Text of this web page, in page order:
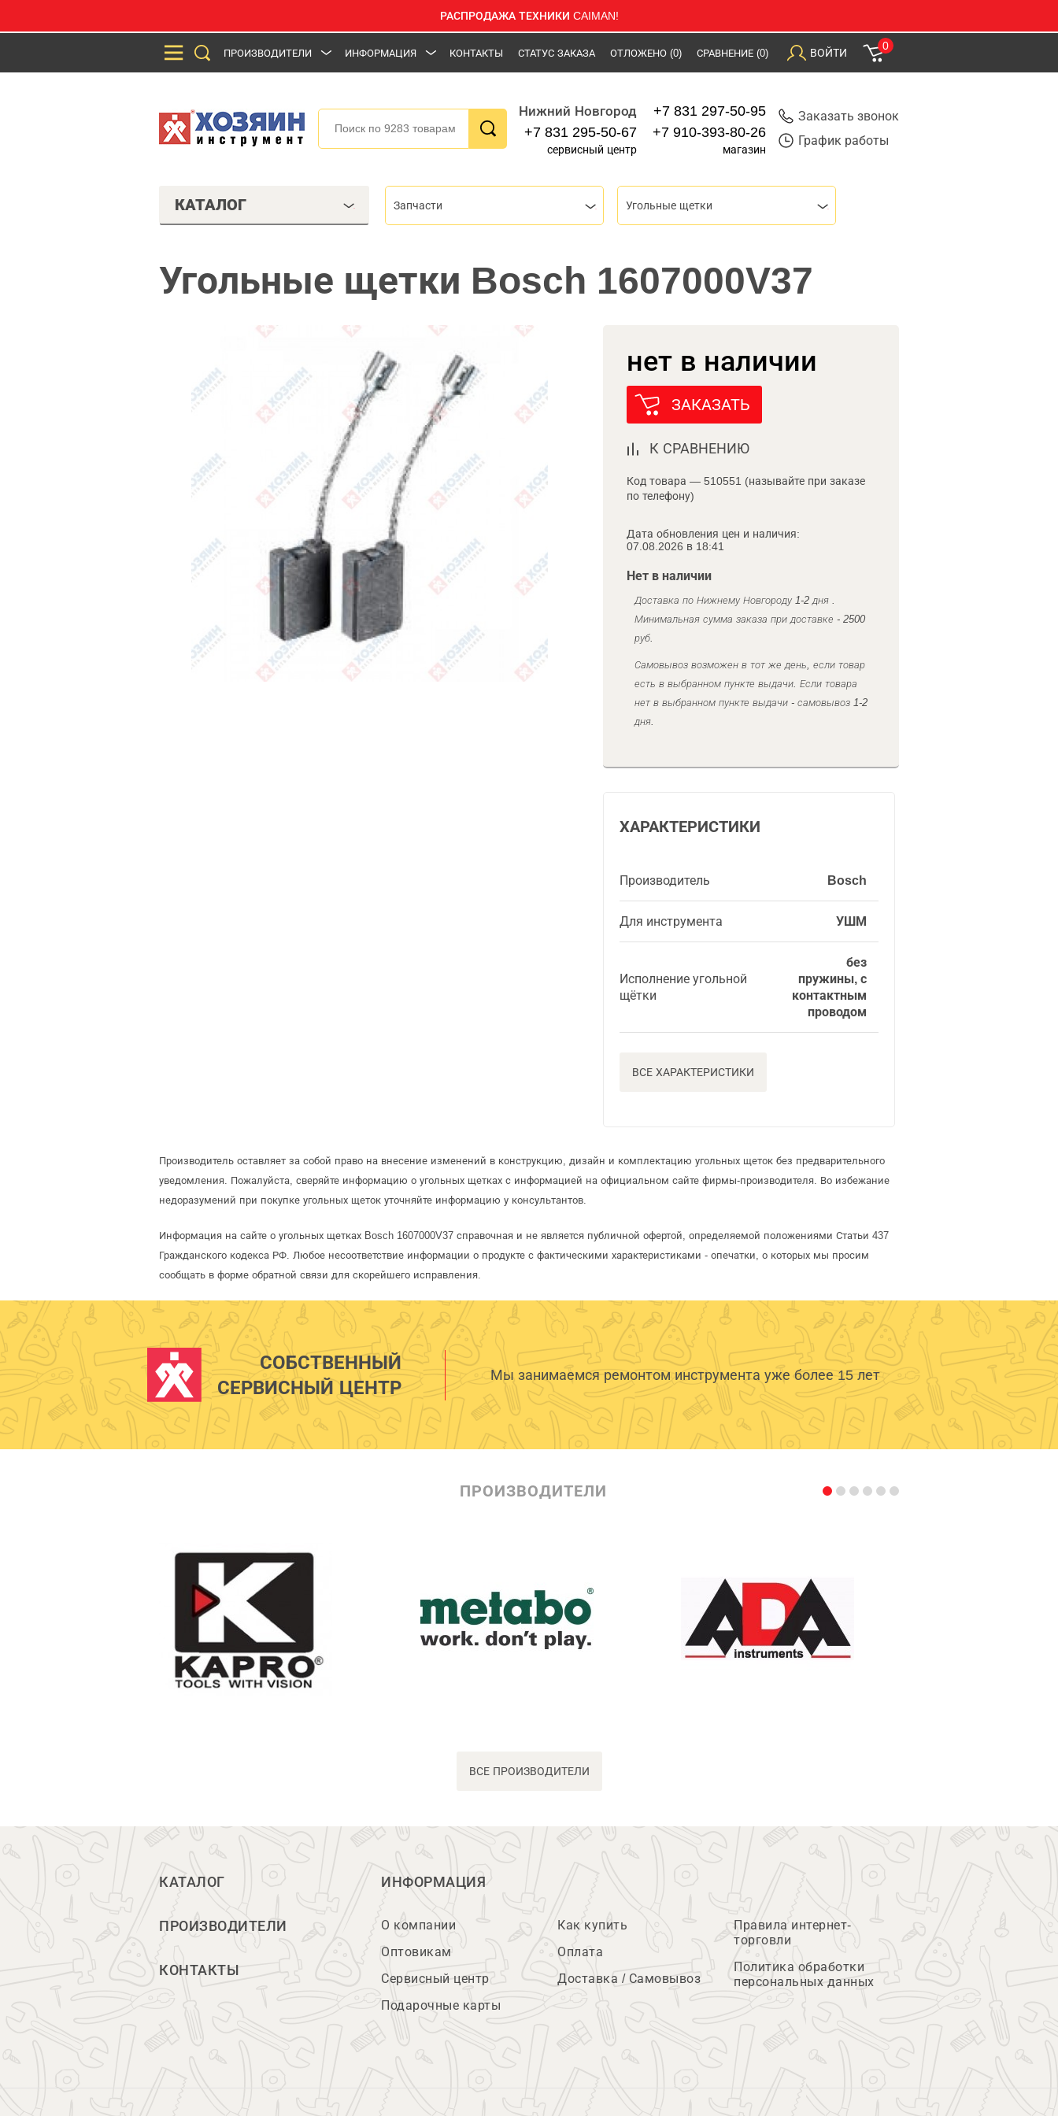
РАСПРОДАЖА ТЕХНИКИ CAIMAN!
ПРОИЗВОДИТЕЛИ ИНФОРМАЦИЯ КОНТАКТЫ СТАТУС ЗАКАЗА ОТЛОЖЕНО (0) СРАВНЕНИЕ (0) ВОЙТИ
0
Нижний Новгород
+7 831 295-50-67
сервисный центр
+7 831 297-50-95
+7 910-393-80-26
магазин
Заказать звонок
График работы
КАТАЛОГ Запчасти Угольные щетки
Угольные щетки Bosch 1607000V37
нет в наличии
ЗАКАЗАТЬ
К СРАВНЕНИЮ
Код товара — 510551 (называйте при заказе
по телефону)
Дата обновления цен и наличия:
07.08.2026 в 18:41
Нет в наличии
Доставка по Нижнему Новгороду 1-2 дня .
Минимальная сумма заказа при доставке - 2500
руб.
Самовывоз возможен в тот же день, если товар
есть в выбранном пункте выдачи. Если товара
нет в выбранном пункте выдачи - самовывоз 1-2
дня.
ХАРАКТЕРИСТИКИ
Производитель Bosch
Для инструмента УШМ
Исполнение угольной
щётки
без
пружины, с
контактным
проводом
ВСЕ ХАРАКТЕРИСТИКИ
Производитель оставляет за собой право на внесение изменений в конструкцию, дизайн и комплектацию угольных щеток без предварительного
уведомления. Пожалуйста, сверяйте информацию о угольных щетках с информацией на официальном сайте фирмы-производителя. Во избежание
недоразумений при покупке угольных щеток уточняйте информацию у консультантов.
Информация на сайте о угольных щетках Bosch 1607000V37 справочная и не является публичной офертой, определяемой положениями Статьи 437
Гражданского кодекса РФ. Любое несоответствие информации о продукте с фактическими характеристиками - опечатки, о которых мы просим
сообщать в форме обратной связи для скорейшего исправления.
СОБСТВЕННЫЙ
СЕРВИСНЫЙ ЦЕНТР
Мы занимаемся ремонтом инструмента уже более 15 лет
ПРОИЗВОДИТЕЛИ
ВСЕ ПРОИЗВОДИТЕЛИ
КАТАЛОГ
ПРОИЗВОДИТЕЛИ
КОНТАКТЫ
ИНФОРМАЦИЯ
О компании
Оптовикам
Сервисный центр
Подарочные карты
Как купить
Оплата
Доставка / Самовывоз
Правила интернет-
торговли
Политика обработки
персональных данных